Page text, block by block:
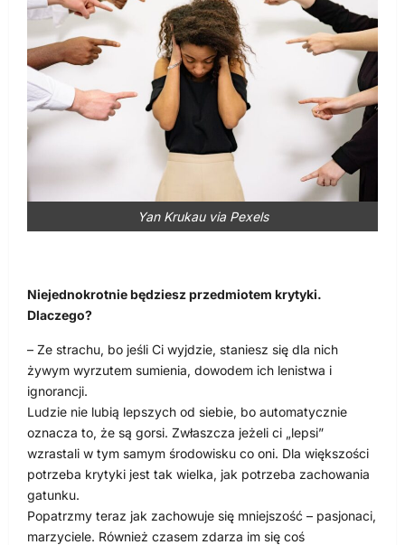
Yan Krukau via Pexels
Niejednokrotnie będziesz przedmiotem krytyki.
Dlaczego?
– Ze strachu, bo jeśli Ci wyjdzie, staniesz się dla nich
żywym wyrzutem sumienia, dowodem ich lenistwa i
ignorancji.
Ludzie nie lubią lepszych od siebie, bo automatycznie
oznacza to, że są gorsi. Zwłaszcza jeżeli ci „lepsi”
wzrastali w tym samym środowisku co oni. Dla większości
potrzeba krytyki jest tak wielka, jak potrzeba zachowania
gatunku.
Popatrzmy teraz jak zachowuje się mniejszość – pasjonaci,
marzyciele. Również czasem zdarza im się coś